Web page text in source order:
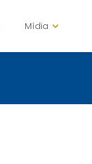
Mídia